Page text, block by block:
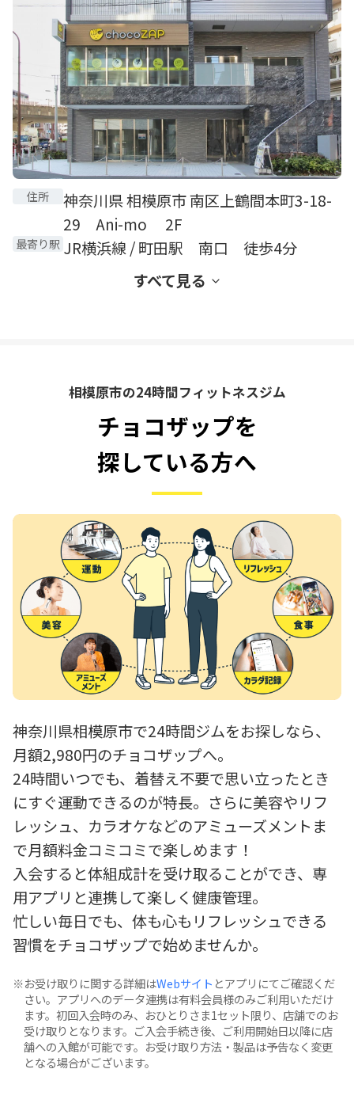
住所
神奈川県 相模原市 南区上鶴間本町3-18-
29 Ani-mo 2F
最寄り駅 JR横浜線 / 町田駅 南口 徒歩4分
すべて見る
相模原市の24時間フィットネスジム
チョコザップを
探している方へ
神奈川県相模原市で24時間ジムをお探しなら、
月額2,980円のチョコザップへ。
24時間いつでも、着替え不要で思い立ったとき
にすぐ運動できるのが特長。さらに美容やリフ
レッシュ、カラオケなどのアミューズメントま
で月額料金コミコミで楽しめます！
入会すると体組成計を受け取ることができ、専
用アプリと連携して楽しく健康管理。
忙しい毎日でも、体も心もリフレッシュできる
習慣をチョコザップで始めませんか。
お受け取りに関する詳細はWebサイト とアプリにてご確認くだ
さい。アプリへのデータ連携は有料会員様のみご利用いただけ
ます。初回入会時のみ、おひとりさま1セット限り、店舗でのお
受け取りとなります。ご入会手続き後、ご利用開始日以降に店
舗への入館が可能です。お受け取り方法・製品は予告なく変更
となる場合がございます。